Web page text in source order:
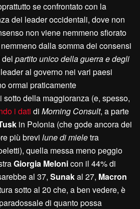
se confrontato con la
dei leader occidentali, dove non
non viene nemmeno sfiorato
dalla somma dei consensi
partito unico della guerra e degli
al governo nei vari paesi
ormai praticamente
della maggioranza (e, spesso,
i dati di Morning Consult, a parte
in Polonia (che gode ancora dei
più brevi lune di mieletra
quella messa meno peggio
Giorgia Melonicon il 44% di
al 37, Sunakal 27, Macron
sotto al 20 che, a ben vedere, è
di quanto possa